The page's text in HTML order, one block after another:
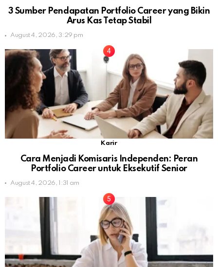
3 Sumber Pendapatan Portfolio Career yang Bikin
Arus Kas Tetap Stabil
August 4, 2026, 3:29 pm
Karir
Cara Menjadi Komisaris Independen: Peran
Portfolio Career untuk Eksekutif Senior
August 4, 2026, 1:31 am